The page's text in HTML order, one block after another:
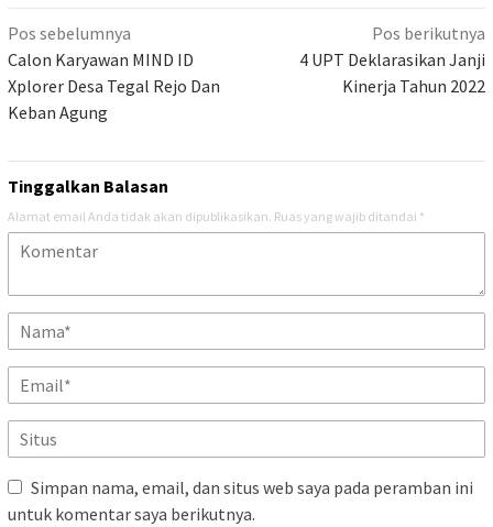
Navigasi
pos
Pos sebelumnya
Calon Karyawan MIND ID
Xplorer Desa Tegal Rejo Dan
Keban Agung
Pos berikutnya
4 UPT Deklarasikan Janji
Kinerja Tahun 2022
Tinggalkan Balasan
Alamat email Anda tidak akan dipublikasikan. Ruas yang wajib ditandai *
Simpan nama, email, dan situs web saya pada peramban ini
untuk komentar saya berikutnya.